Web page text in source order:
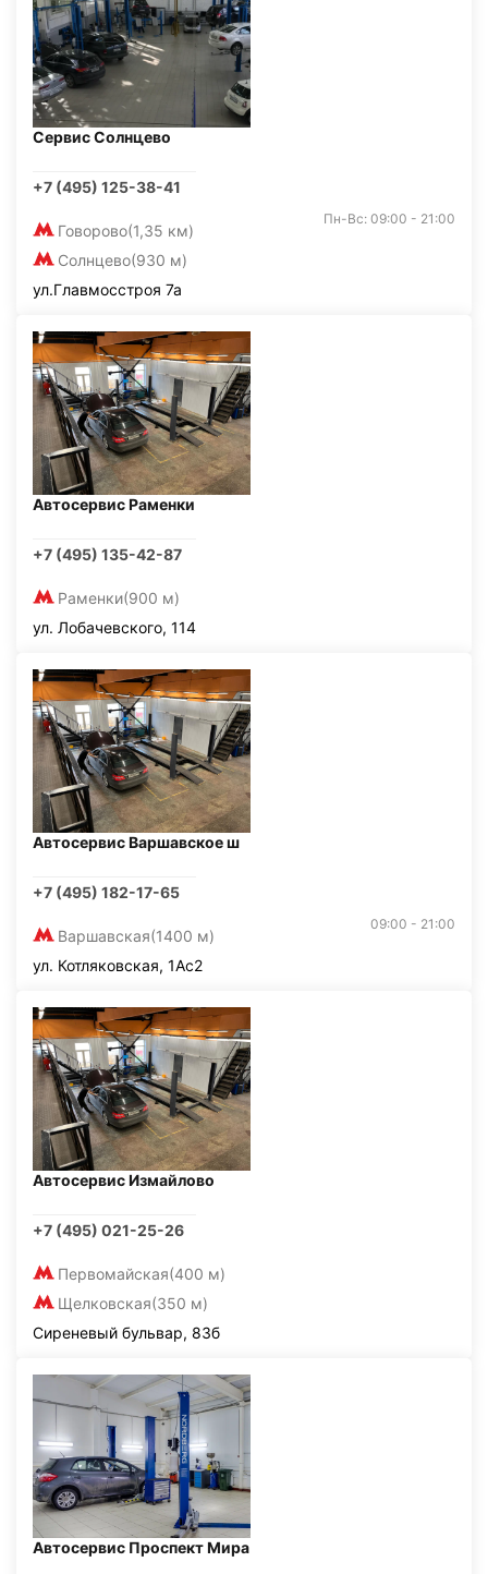
Сервис Солнцево
+7 (495) 125-38-41
Говорово(1,35 км)
Солнцево(930 м)
Пн-Вс: 09:00 - 21:00
ул.Главмосстроя 7а
Автосервис Раменки
+7 (495) 135-42-87
Раменки(900 м)
ул. Лобачевского, 114
Автосервис Варшавское ш
+7 (495) 182-17-65
Варшавская(1400 м)
09:00 - 21:00
ул. Котляковская, 1Ас2
Автосервис Измайлово
+7 (495) 021-25-26
Первомайская(400 м)
Щелковская(350 м)
Сиреневый бульвар, 83б
Автосервис Проспект Мира